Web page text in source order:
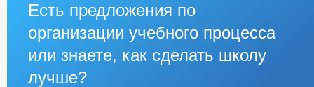
Есть предложения по
организации учебного процесса
или знаете, как сделать школу
лучше?